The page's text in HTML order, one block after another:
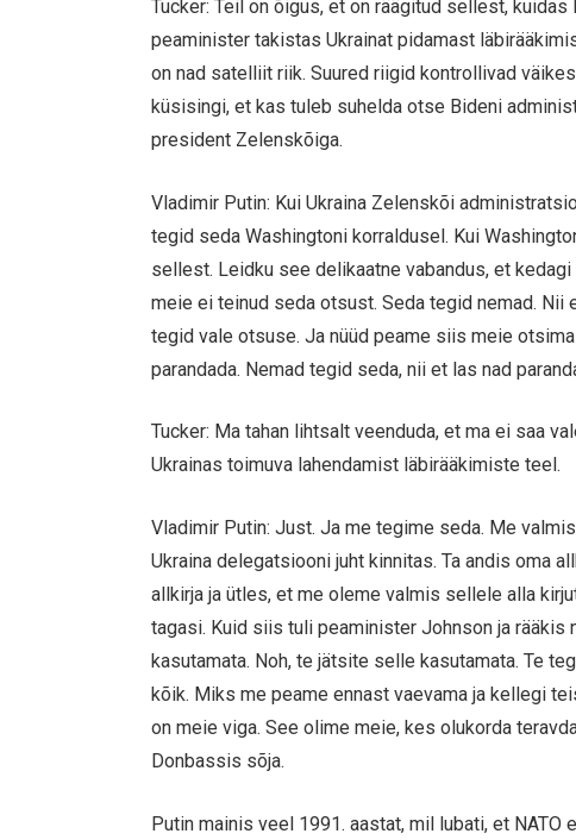
Tucker: Teil on õigus, et on räägitud sellest,
peaminister takistas Ukrainat pidamast
on nad satelliit riik. Suured riigid kontrollivad
küsisingi, et kas tuleb suhelda otse Bideni
president Zelenskõiga.
Vladimir Putin: Kui Ukraina Zelenskõi
tegid seda Washingtoni korraldusel. Kui
sellest. Leidku see delikaatne vabandus, et
meie ei teinud seda otsust. Seda tegid nemad. Nii
tegid vale otsuse. Ja nüüd peame siis meie
parandada. Nemad tegid seda, nii et las nad
Tucker: Ma tahan lihtsalt veenduda, et ma ei saa
Ukrainas toimuva lahendamist läbirääkimiste teel.
Vladimir Putin: Just. Ja me tegime seda. Me
Ukraina delegatsiooni juht kinnitas. Ta andis oma
allkirja ja ütles, et me oleme valmis sellele alla
tagasi. Kuid siis tuli peaminister Johnson ja
kasutamata. Noh, te jätsite selle kasutamata. Te
kõik. Miks me peame ennast vaevama ja kellegi
on meie viga. See olime meie, kes olukorda
Donbassis sõja.
Putin mainis veel 1991. aastat, mil lubati, et NATO